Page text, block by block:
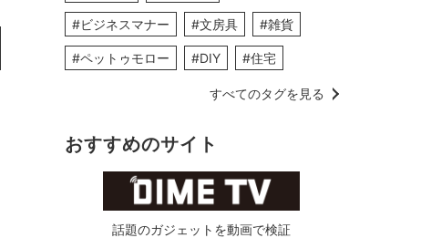
#ビジネスマナー #文房具 #雑貨
#ペットゥモロー #DIY #住宅
すべてのタグを見る
おすすめのサイト
話題のガジェットを動画で検証